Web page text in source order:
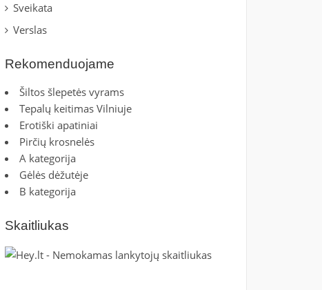
Sveikata
Verslas
Rekomenduojame
Šiltos šlepetės vyrams
Tepalų keitimas Vilniuje
Erotiški apatiniai
Pirčių krosnelės
A kategorija
Gėlės dėžutėje
B kategorija
Skaitliukas